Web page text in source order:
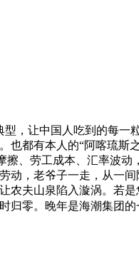
，让中国人吃到的每一
也都有本人的“阿喀琉斯
、劳工成本、汇率波动
，老爷子一走，从一间
农夫山泉陷入漩涡。若
归零。晚年是海潮集团